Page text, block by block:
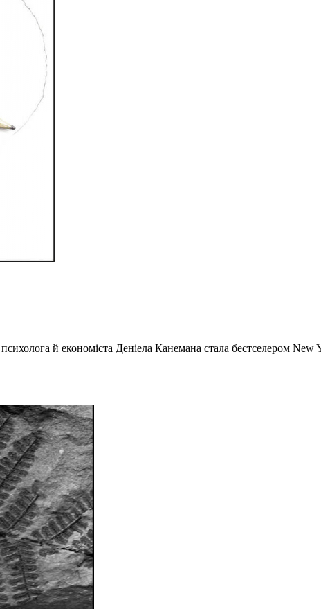
й економіста Деніела Канемана стала бестселером